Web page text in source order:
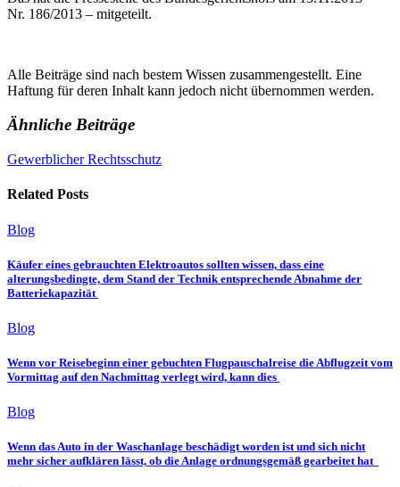
Nr. 186/2013 – mitgeteilt.
Alle Beiträge sind nach bestem Wissen zusammengestellt. Eine
Haftung für deren Inhalt kann jedoch nicht übernommen werden.
Ähnliche Beiträge
Gewerblicher Rechtsschutz
Related Posts
Blog
Käufer eines gebrauchten Elektroautos sollten wissen, dass eine
alterungsbedingte, dem Stand der Technik entsprechende Abnahme der
Batteriekapazität
Blog
Wenn vor Reisebeginn einer gebuchten Flugpauschalreise die Abflugzeit vom
Vormittag auf den Nachmittag verlegt wird, kann dies
Blog
Wenn das Auto in der Waschanlage beschädigt worden ist und sich nicht
mehr sicher aufklären lässt, ob die Anlage ordnungsgemäß gearbeitet hat